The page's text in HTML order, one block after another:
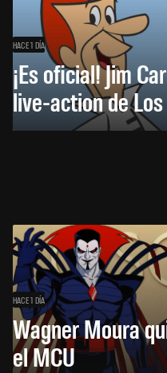
HACE 1 DÍA
¡Es oficial! Jim
live-action de
HACE 1 DÍA
Wagner Moura
el MCU